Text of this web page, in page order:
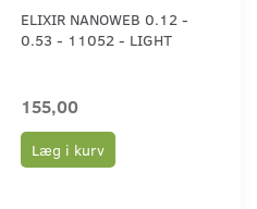
ELIXIR NANOWEB 0.12 -
0.53 - 11052 - LIGHT
155,00
Læg i kurv